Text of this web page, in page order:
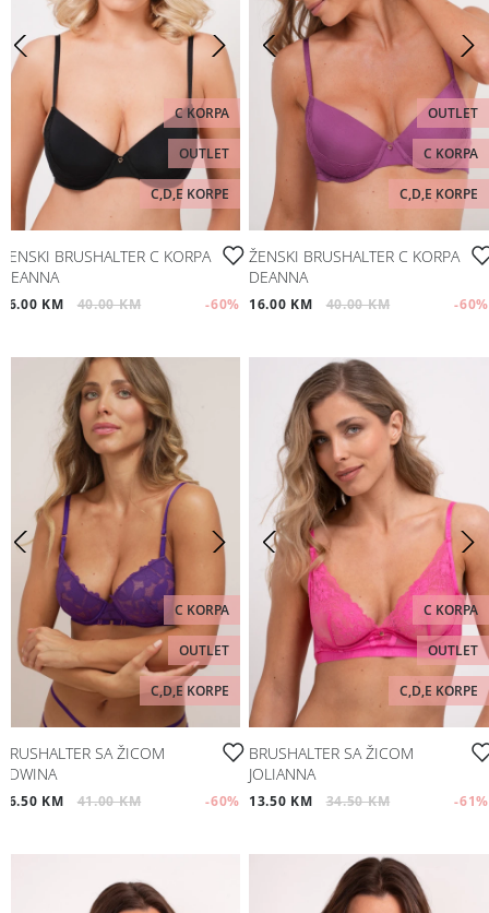
C KORPA
OUTLET
C,D,E KORPE
ŽENSKI BRUSHALTER C KORPA
DEANNA
16.00 KM 40.00 KM -60%
OUTLET
C KORPA
C,D,E KORPE
ŽENSKI BRUSHALTER C KORPA
DEANNA
16.00 KM 40.00 KM -60%
C KORPA
OUTLET
C,D,E KORPE
BRUSHALTER SA ŽICOM
EDWINA
16.50 KM 41.00 KM -60%
C KORPA
OUTLET
C,D,E KORPE
BRUSHALTER SA ŽICOM
JOLIANNA
13.50 KM 34.50 KM -61%